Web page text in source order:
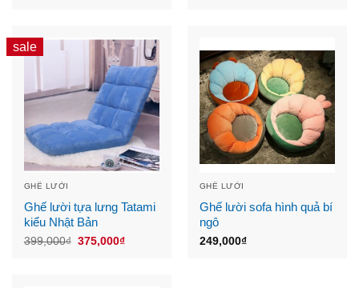
sale
GHẾ LƯỜI
Ghế lười tựa lưng Tatami
kiểu Nhật Bản
399,000₫ Original
375,000₫Current
GHẾ LƯỜI
Ghế lười sofa hình quả bí
ngô
249,000₫